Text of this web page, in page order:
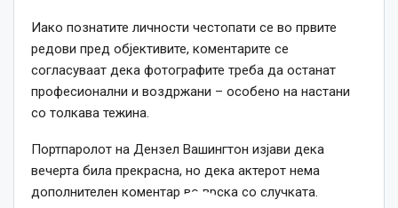
Иако познатите личности честопати се во првите
редови пред објективите, коментарите се
согласуваат дека фотографите треба да останат
професионални и воздржани – особено на настани
со толкава тежина.
Портпаролот на Дензел Вашингтон изјави дека
вечерта била прекрасна, но дека актерот нема
дополнителен коментар во врска со случката.